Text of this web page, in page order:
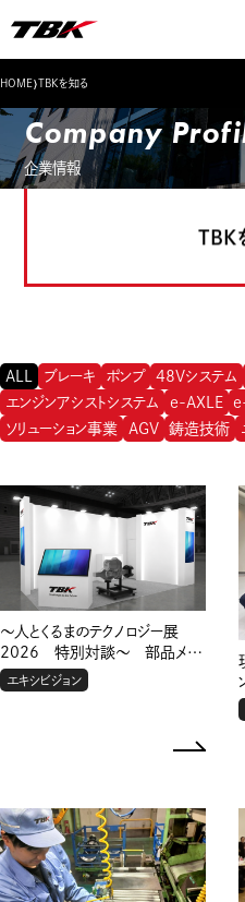
HOME›TBKを知る
Company
企業情報
TBK
ALL ブレーキ ポンプ 48Vシステム
エンジンアシストシステム
e-AXLE
ソリューション事業
AGV 鋳造技術
～人とくるまのテクノロジー展
2026 特別対談～ 部品メー
カーの枠を超えて。 TBKが目指
す「商用車システムサプライヤー」
エキシビジョン